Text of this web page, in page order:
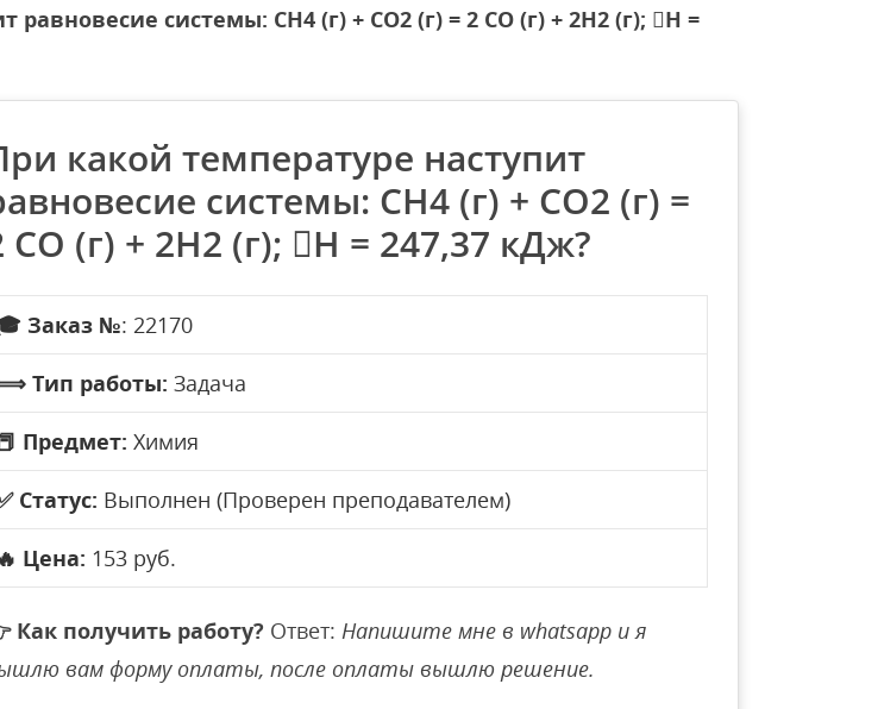
равновесие системы: СН4 (г) + СO2 (г) = 2 СО (г) + 2Н2 (г); Н =
какой температуре наступит
системы: СН4 (г) + СO2 (г) =
СО (г) + 2Н2 (г); Н = 247,37 кДж?
Заказ №: 22170
Тип работы: Задача
Предмет: Химия
Статус: Выполнен (Проверен преподавателем)
🔥 Цена: 153 руб.
Как получить работу? Ответ: Напишите мне в whatsapp и я
вам форму оплаты, после оплаты вышлю решение.